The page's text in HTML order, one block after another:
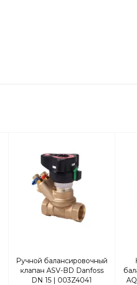
Ручной балансировочный
клапан ASV-BD Danfoss
DN 15 | 003Z4041